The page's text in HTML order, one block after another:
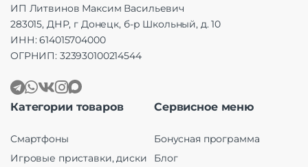
ИП Литвинов Максим Васильевич
283015, ДНР, г Донецк, б-р Школьный, д. 10
ИНН: 614015704000
ОГРНИП: 323930100214544
Категории товаров
Смартфоны
Игровые приставки, диски
Сервисное меню
Бонусная программа
Блог